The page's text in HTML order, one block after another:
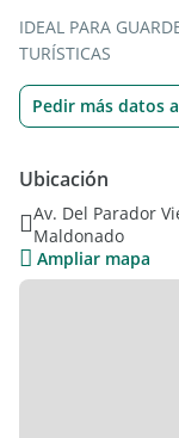
IDEAL PARA
TURÍSTICAS
Pedir más datos
Ubicación
Av. Del Parador
Maldonado
Ampliar mapa